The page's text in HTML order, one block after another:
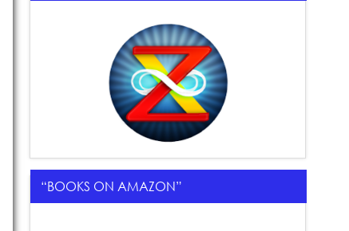
“BOOKS ON AMAZON”